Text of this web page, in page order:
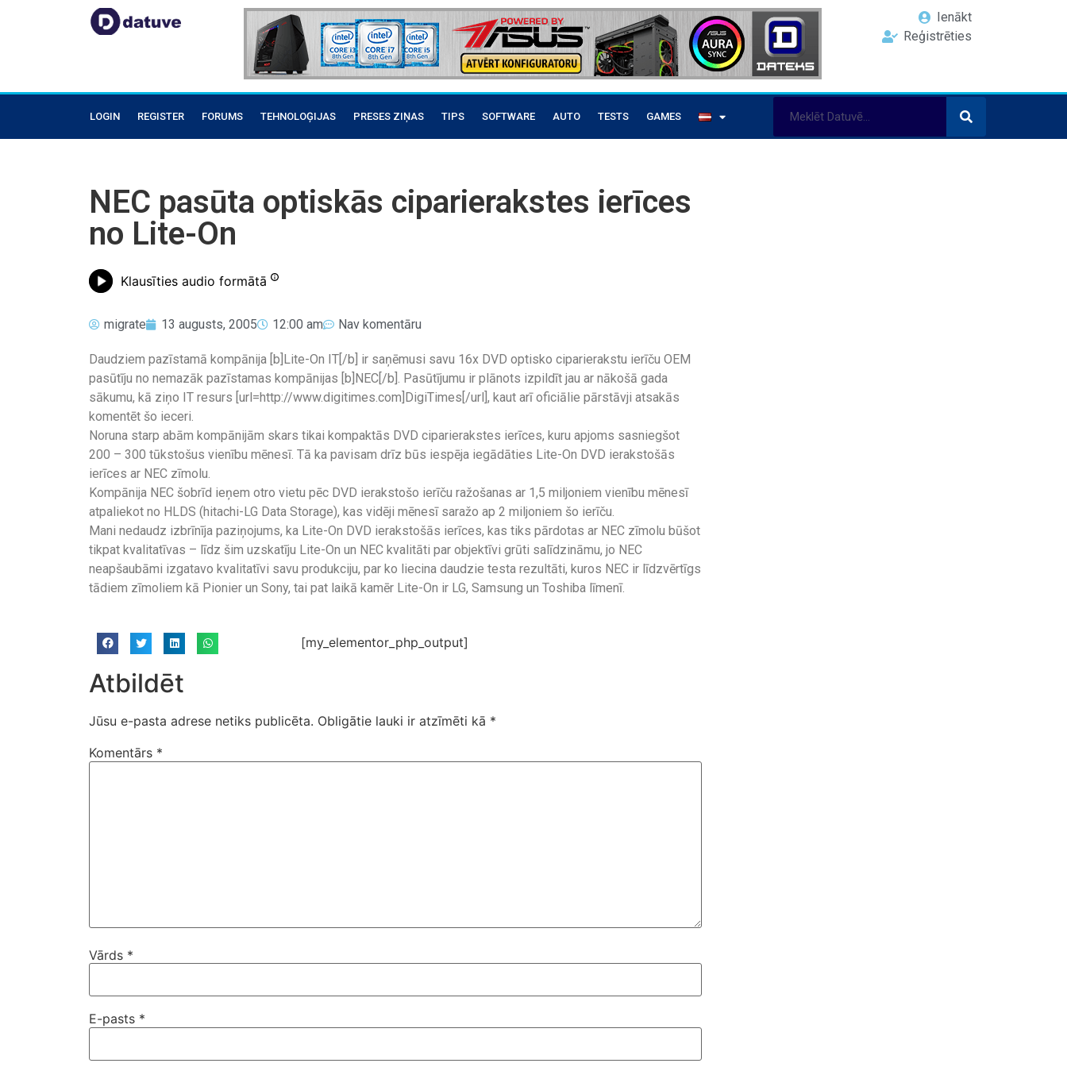
Ienākt
Reģistrēties
LOGIN REGISTER FORUMS TEHNOLOĢIJAS PRESES ZIŅAS TIPS SOFTWARE AUTO TESTS GAMES
NEC pasūta optiskās ciparierakstes ierīces
no Lite-On
Klausīties audio formātā
migrate 13 augusts, 2005 12:00 am Nav komentāru
Daudziem pazīstamā kompānija [b]Lite-On IT[/b] ir saņēmusi savu 16x DVD optisko ciparierakstu ierīču OEM
pasūtīju no nemazāk pazīstamas kompānijas [b]NEC[/b]. Pasūtījumu ir plānots izpildīt jau ar nākošā gada
sākumu, kā ziņo IT resurs [url=http://www.digitimes.com]DigiTimes[/url], kaut arī oficiālie pārstāvji atsakās
komentēt šo ieceri.
Noruna starp abām kompānijām skars tikai kompaktās DVD ciparierakstes ierīces, kuru apjoms sasniegšot
200 – 300 tūkstošus vienību mēnesī. Tā ka pavisam drīz būs iespēja iegādāties Lite-On DVD ierakstošās
ierīces ar NEC zīmolu.
Kompānija NEC šobrīd ieņem otro vietu pēc DVD ierakstošo ierīču ražošanas ar 1,5 miljoniem vienību mēnesī
atpaliekot no HLDS (hitachi-LG Data Storage), kas vidēji mēnesī saražo ap 2 miljoniem šo ierīču.
Mani nedaudz izbrīnīja paziņojums, ka Lite-On DVD ierakstošās ierīces, kas tiks pārdotas ar NEC zīmolu būšot
tikpat kvalitatīvas – līdz šim uzskatīju Lite-On un NEC kvalitāti par objektīvi grūti salīdzināmu, jo NEC
neapšaubāmi izgatavo kvalitatīvi savu produkciju, par ko liecina daudzie testa rezultāti, kuros NEC ir līdzvērtīgs
tādiem zīmoliem kā Pionier un Sony, tai pat laikā kamēr Lite-On ir LG, Samsung un Toshiba līmenī.
[my_elementor_php_output]
Atbildēt
Jūsu e-pasta adrese netiks publicēta. Obligātie lauki ir atzīmēti kā *
Komentārs *
Vārds *
E-pasts *